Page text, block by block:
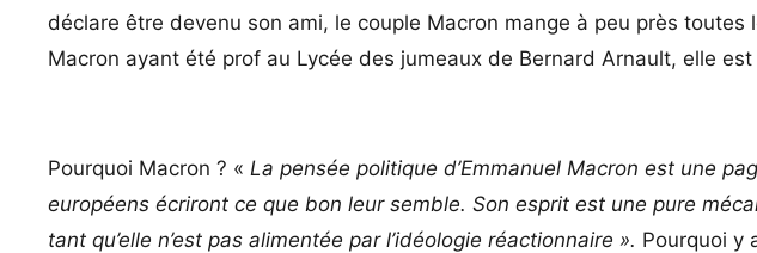
déclare être devenu son ami, le couple Macron mange à peu près
Macron ayant été prof au Lycée des jumeaux de Bernard Arnault, elle
Pourquoi Macron ? « La pensée politique d’Emmanuel Macron est une
européens écriront ce que bon leur semble. Son esprit est une pure
tant qu’elle n’est pas alimentée par l’idéologie réactionnaire ». Pourquoi y